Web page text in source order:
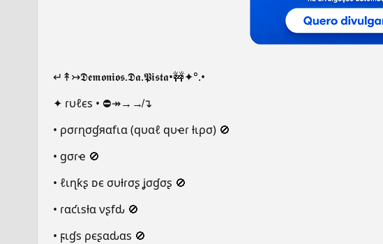
↵↟↣𝕯𝖊𝖒𝖔𝖓𝖎𝖔𝖘.𝕯𝖆.𝕻𝖎𝖘𝖙𝖆•🚧✦°.•
✦ ɾυℓєѕ • ⛔↠→↛↴
• ρσɾɳσɠяαfια (qυαℓ qυҽɾ ƚιρσ) 🚫
• gσɾҽ 🚫
• ℓιɳƙʂ ᴅє συƚɾσʂ ʝσɠσʂ 🚫
• ɾαƈιѕƚα νʂfԃ 🚫
• ϝιɠѕ ρєʂαԃαѕ 🚫